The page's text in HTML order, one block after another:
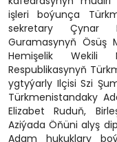
işleri boýunça
sekretary Çynar
Guramasynyň Ösüş
Hemişelik Wekili
Respublikasynyň
ygtyýarly Ilçisi Szi
Türkmenistandaky
Elizabet Ruduň,
Aziýada Öňüni alyş
Adam hukuklary